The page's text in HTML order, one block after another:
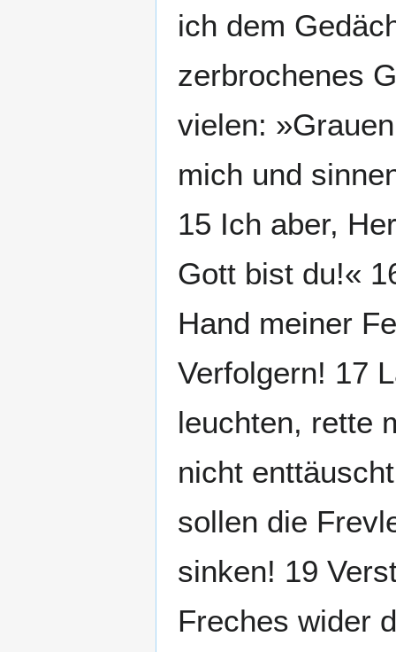
ich dem
zerbrochenes
vielen:
mich und
15 Ich aber,
Gott bist du!«
Hand meiner
Verfolgern! 17
leuchten, rette
nicht
sollen die
sinken! 19
Freches wider